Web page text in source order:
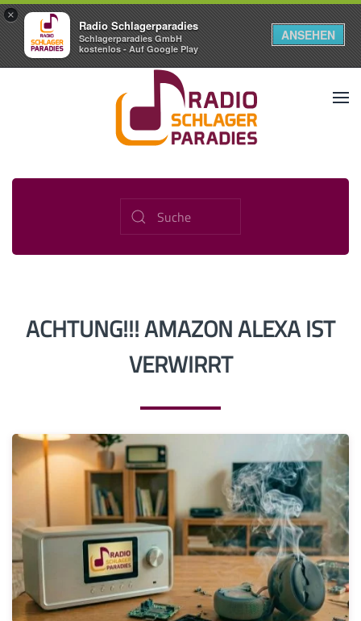
×
Radio Schlagerparadies
Schlagerparadies GmbH
kostenlos - Auf Google Play
ANSEHEN
ACHTUNG!!! AMAZON ALEXA IST
VERWIRRT